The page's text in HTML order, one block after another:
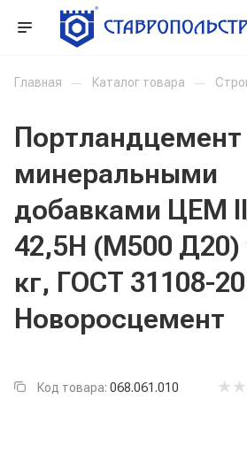
Главная — Каталог товара —
Портландцемент
минеральными
добавками ЦЕМ
42,5Н (М500 Д20)
кг, ГОСТ 31108-
Новоросцемент
Код товара: 068.061.010